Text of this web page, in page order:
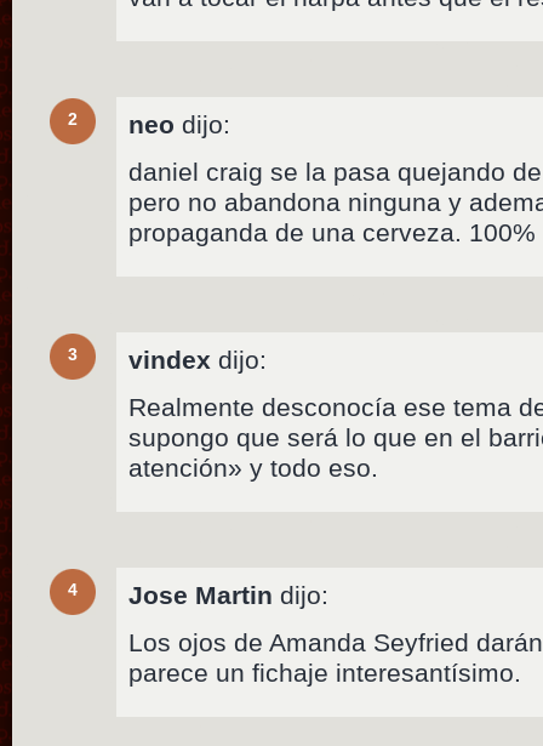
2 neo dijo:
daniel craig se la pasa quejando
pero no abandona ninguna y
propaganda de una cerveza.
3 vindex dijo:
Realmente desconocía ese tema
supongo que será lo que en el
atención» y todo eso.
4 Jose Martin dijo:
Los ojos de Amanda Seyfried
parece un fichaje interesantísimo.